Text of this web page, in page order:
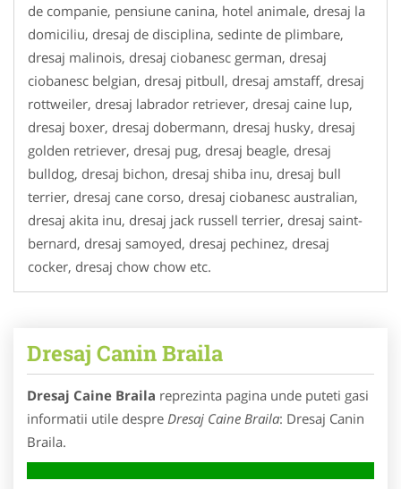
de companie, pensiune canina, hotel animale, dresaj la
domiciliu, dresaj de disciplina, sedinte de plimbare,
dresaj malinois, dresaj ciobanesc german, dresaj
ciobanesc belgian, dresaj pitbull, dresaj amstaff, dresaj
rottweiler, dresaj labrador retriever, dresaj caine lup,
dresaj boxer, dresaj dobermann, dresaj husky, dresaj
golden retriever, dresaj pug, dresaj beagle, dresaj
bulldog, dresaj bichon, dresaj shiba inu, dresaj bull
terrier, dresaj cane corso, dresaj ciobanesc australian,
dresaj akita inu, dresaj jack russell terrier, dresaj saint-
bernard, dresaj samoyed, dresaj pechinez, dresaj
cocker, dresaj chow chow etc.
Dresaj Canin Braila
Dresaj Caine Braila reprezinta pagina unde puteti gasi
informatii utile despre Dresaj Caine Braila: Dresaj Canin
Braila.